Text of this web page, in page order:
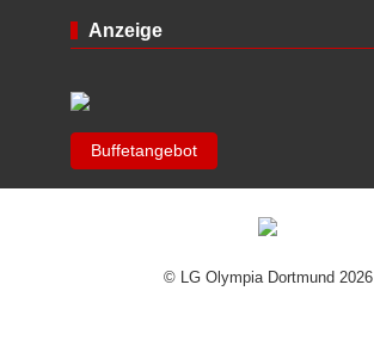
Anzeige
Buffetangebot
© LG Olympia Dortmund 2026